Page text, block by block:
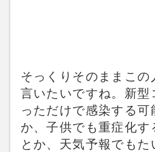
そっくりそのままこの
言いたいですね。新型
っただけで感染する可
か、子供でも重症化す
とか、天気予報でもた